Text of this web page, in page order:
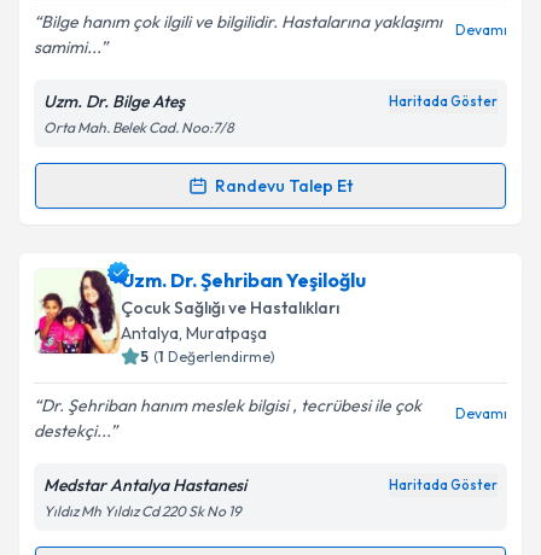
Kişisel verilerimin işlenmesine ilişkin
Aydınlatma
Metni'ni okudum ve kişisel verilerimin belirtilen
kapsamda işlenmesini kabul ediyorum.
Bilge hanım çok ilgili ve bilgilidir. Hastalarına yaklaşımı
samimi...
Devamı
Uzm. Dr. Bilge Ateş Haritada Göster
Orta Mah. Belek Cad. Noo:7/8
Randevu Talep Et
Randevu Takvimi Talebi
Uzm. Dr. Bilge Ateşiçin randevu takvimi talebi
oluşturun. Size bu uzmandan randevu almanız için bir
takvim hazırlandığında e-posta ile bilgilendireceğiz.
Kişisel verilerimin işlenmesine ilişkin
Aydınlatma
Metni'ni okudum ve kişisel verilerimin belirtilen
kapsamda işlenmesini kabul ediyorum.
Uzm. Dr. Şehriban Yeşiloğlu
Çocuk Sağlığı ve Hastalıkları
Antalya, Muratpaşa
5 (1 Değerlendirme)
Dr. Şehriban hanım meslek bilgisi , tecrübesi ile çok
destekçi...
Devamı
Medstar Antalya Hastanesi Haritada Göster
Yıldız Mh Yıldız Cd 220 Sk No 19